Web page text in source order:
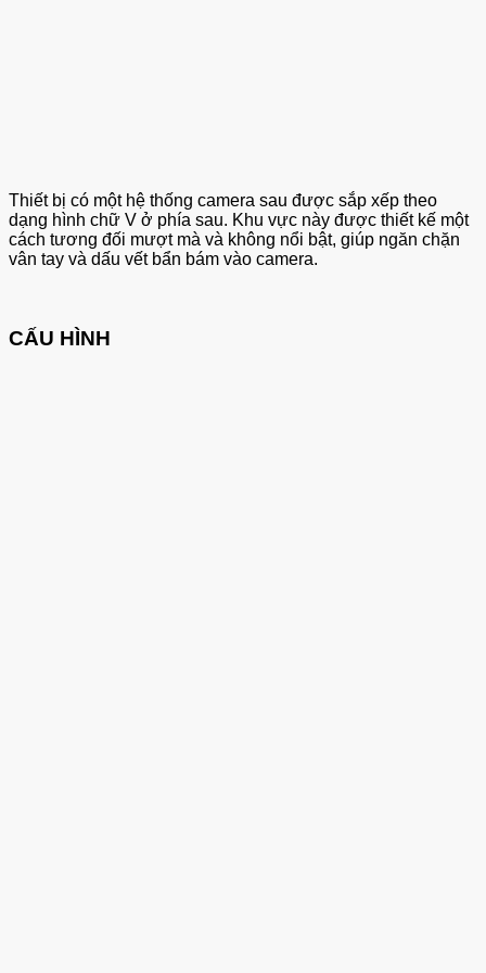
Thiết bị có một hệ thống camera sau được sắp xếp theo
dạng hình chữ V ở phía sau. Khu vực này được thiết kế một
cách tương đối mượt mà và không nổi bật, giúp ngăn chặn
vân tay và dấu vết bẩn bám vào camera.
CẤU HÌNH